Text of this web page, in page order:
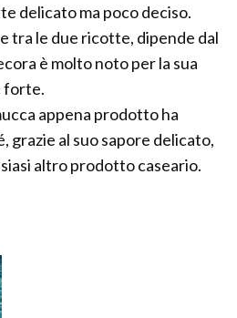
delicato ma poco deciso.
tra le due ricotte, dipende dal
è molto noto per la sua
forte.
appena prodotto ha
grazie al suo sapore delicato,
altro prodotto caseario.